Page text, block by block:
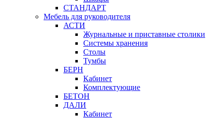
СТАНДАРТ
Мебель для руководителя
АСТИ
Журнальные и приставные столики
Системы хранения
Столы
Тумбы
БЕРН
Кабинет
Комплектующие
БЕТОН
ДАЛИ
Кабинет